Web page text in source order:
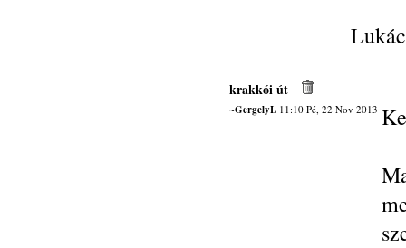
krakkói út
~GergelyL11:10 Pé, 22 Nov 2013